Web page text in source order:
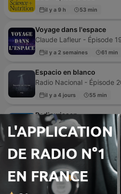
il y a 9 h 53 min
Voyage dans l'espace
Claude Lafleur - Épisode
il y a 2 semaines 61 min
Espacio en blanco
Radio Nacional - Épisode
il y a 4 jours 55 min
Radiowissen
Bayerischer Rundfunk -
il y a 17 h 23 min
Tout Louie
Louie Media - Épisode 102
hier 47 min